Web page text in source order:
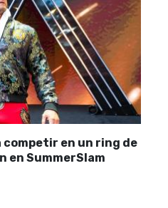
competir en un ring de
en SummerSlam